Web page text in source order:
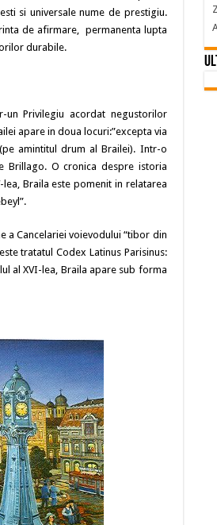
si universale nume de prestigiu.
de afirmare, permanenta lupta
durabile.
Privilegiu acordat negustorilor
apare in doua locuri:”excepta via
amintitul drum al Brailei). Intr-o
Brillago. O cronica despre istoria
Braila este pomenit in relatarea
a Cancelariei voievodului “tibor din
tratatul Codex Latinus Parisinus:
al XVI-lea, Braila apare sub forma